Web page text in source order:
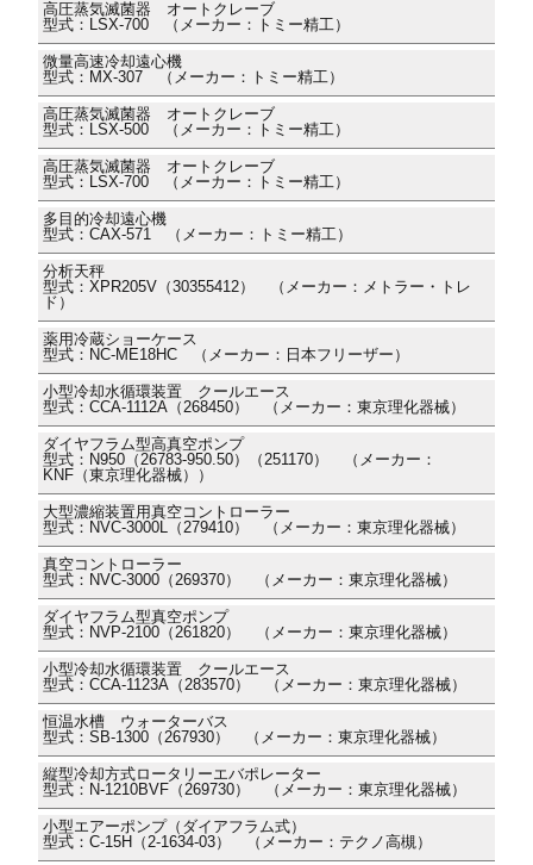
高圧蒸気滅菌器 オートクレーブ
型式：LSX-700 （メーカー：トミー精工）
微量高速冷却遠心機
型式：MX-307 （メーカー：トミー精工）
高圧蒸気滅菌器 オートクレーブ
型式：LSX-500 （メーカー：トミー精工）
高圧蒸気滅菌器 オートクレーブ
型式：LSX-700 （メーカー：トミー精工）
多目的冷却遠心機
型式：CAX-571 （メーカー：トミー精工）
分析天秤
型式：XPR205V（30355412） （メーカー：メトラー・トレ
ド）
薬用冷蔵ショーケース
型式：NC-ME18HC （メーカー：日本フリーザー）
小型冷却水循環装置 クールエース
型式：CCA-1112A（268450） （メーカー：東京理化器械）
ダイヤフラム型高真空ポンプ
型式：N950（26783-950.50）（251170） （メーカー：
KNF（東京理化器械））
大型濃縮装置用真空コントローラー
型式：NVC-3000L（279410） （メーカー：東京理化器械）
真空コントローラー
型式：NVC-3000（269370） （メーカー：東京理化器械）
ダイヤフラム型真空ポンプ
型式：NVP-2100（261820） （メーカー：東京理化器械）
小型冷却水循環装置 クールエース
型式：CCA-1123A（283570） （メーカー：東京理化器械）
恒温水槽 ウォーターバス
型式：SB-1300（267930） （メーカー：東京理化器械）
縦型冷却方式ロータリーエバポレーター
型式：N-1210BVF（269730） （メーカー：東京理化器械）
小型エアーポンプ（ダイアフラム式）
型式：C-15H（2-1634-03） （メーカー：テクノ高槻）